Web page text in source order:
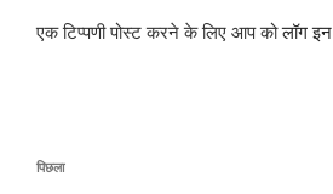
एक टिप्पणी पोस्ट करने के लिए आप कोलॉग इन
पोस्ट
पिछला
पिछला